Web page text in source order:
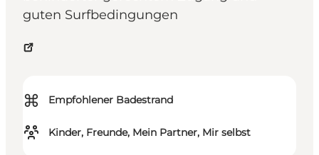
guten Surfbedingungen
⌘ Empfohlener Badestrand
Kinder, Freunde, Mein Partner, Mir selbst